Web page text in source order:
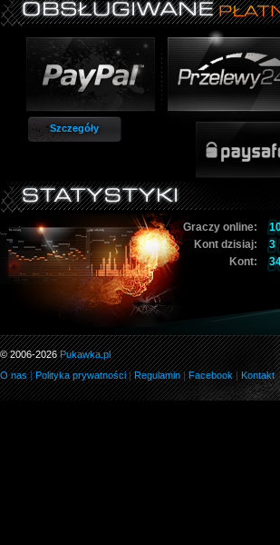
Szczegóły
Graczy online:
Kont dzisiaj:
3
Kont:
© 2006-2026Pukawka.pl
O nas|Polityka prywatności|Regulamin|Facebook | Kontakt